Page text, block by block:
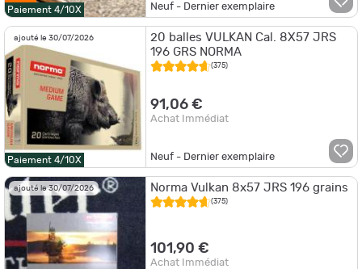
Paiement 4/10X
Neuf - Dernier exemplaire
ajouté le 30/07/2026
Paiement 4/10X
20 balles VULKAN Cal. 8X57 JRS
196 GRS NORMA
(375)
91,06 €
Achat Immédiat
Neuf - Dernier exemplaire
ajouté le 30/07/2026 Norma Vulkan 8x57 JRS 196 grains
(375)
101,90 €
Achat Immédiat